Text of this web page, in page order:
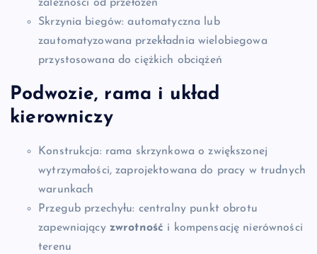
zależności od przełożeń
Skrzynia biegów: automatyczna lub
zautomatyzowana przekładnia wielobiegowa
przystosowana do ciężkich obciążeń
Podwozie, rama i układ
kierowniczy
Konstrukcja: rama skrzynkowa o zwiększonej
wytrzymałości, zaprojektowana do pracy w trudnych
warunkach
Przegub przechyłu: centralny punkt obrotu
zapewniający zwrotność i kompensację nierówności
terenu